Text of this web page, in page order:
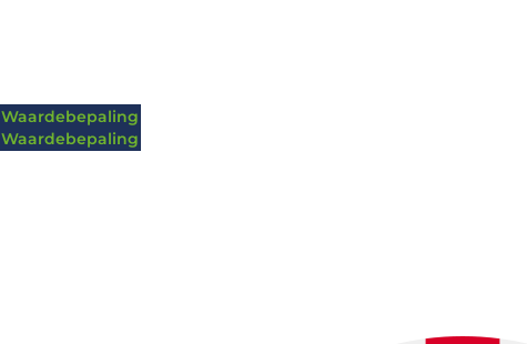
Waardebepaling
Waardebepaling